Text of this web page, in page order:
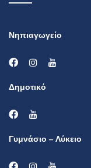
Νηπιαγωγείο
Δημοτικό
Γυμνάσιο – Λύκειο